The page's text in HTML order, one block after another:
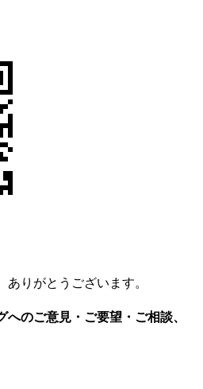
りがとうございます。
へのご意見・ご要望・ご相談、